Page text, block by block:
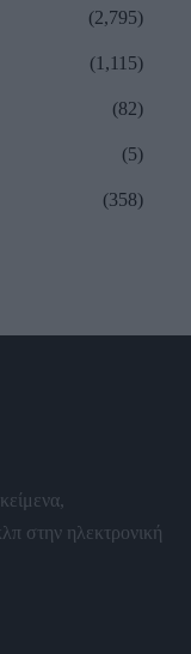
(2,795)
(1,115)
(82)
(5)
(358)
στην ηλεκτρονική